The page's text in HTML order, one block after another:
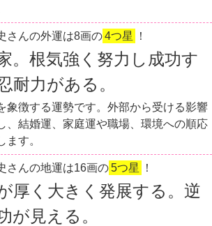
さんの外運は8画の4つ星 ！
。根気強く努力し成功す
耐力がある。
象徴する運勢です。外部から受ける影響
、結婚運、家庭運や職場、環境への順応
ます。
さんの地運は16画の5つ星 ！
厚く大きく発展する。逆
が見える。